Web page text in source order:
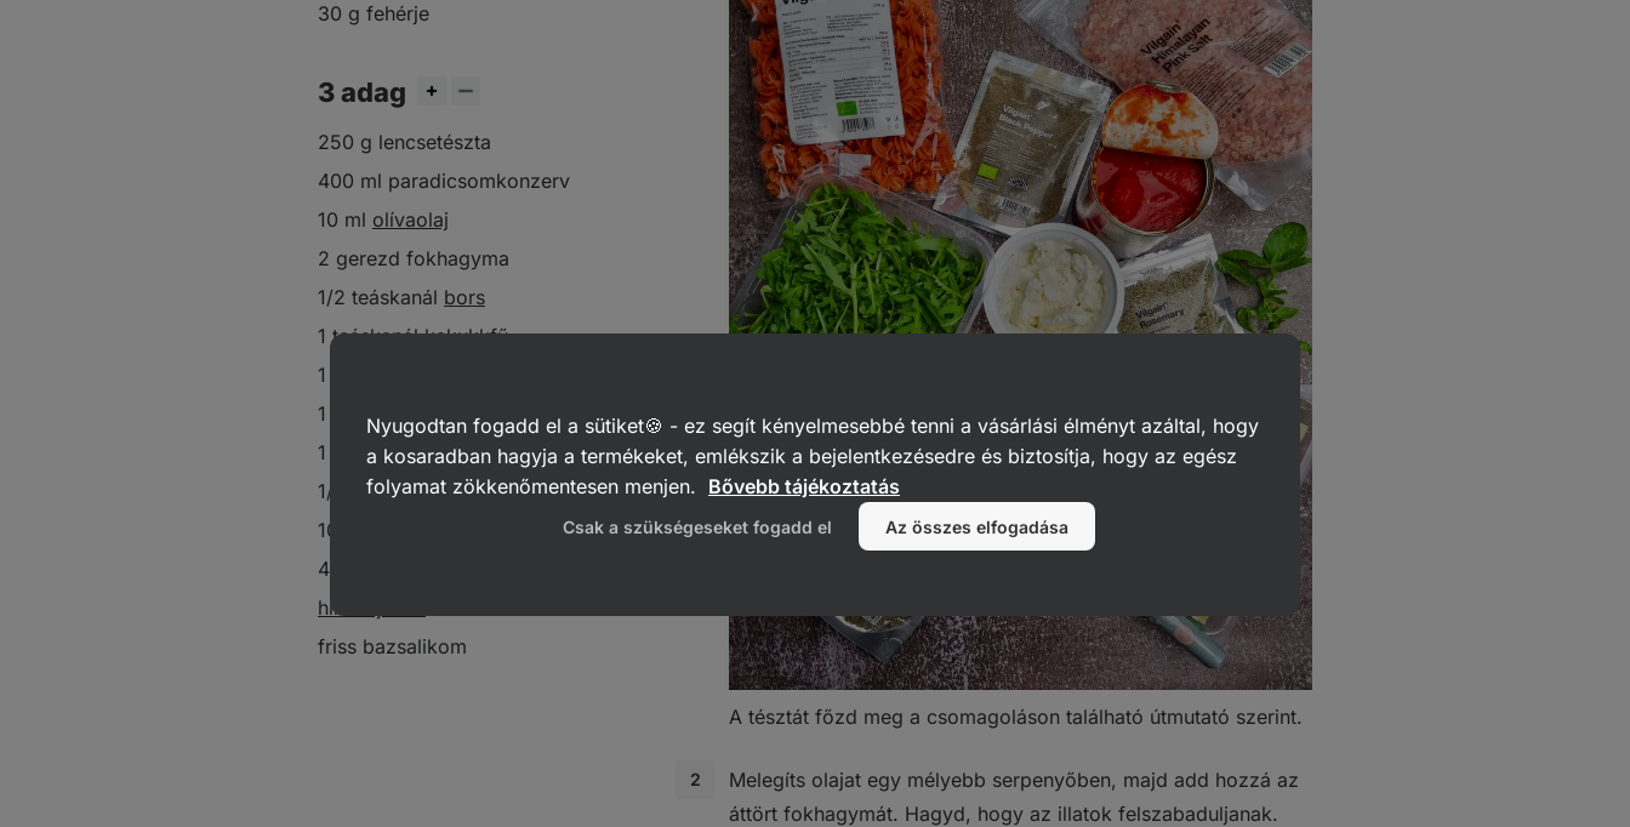
30 g fehérje
3 adag
250 g lencsetészta
400 ml paradicsomkonzerv
10 ml olívaolaj
2 gerezd fokhagyma
1/2 teáskanál bors
1 teáskanálkakukkfű
1 teáskanál rozmaring
1 teáskanál bazsalikom
1 csésze rukkolából
1/2 citromhéj
100 g ricotta
40 g parmezán sajt
himalájai só
friss bazsalikom
A tésztát főzd meg a csomagoláson található útmutató szerint.
Melegíts olajat egy mélyebb serpenyőben, majd add hozzá az
áttört fokhagymát. Hagyd, hogy az illatok felszabaduljanak.
Nyugodtan fogadd el a sütiket🍪 - ez segít kényelmesebbé tenni a vásárlási élményt azáltal, hogy
a kosaradban hagyja a termékeket, emlékszik a bejelentkezésedre és biztosítja, hogy az egész
folyamat zökkenőmentesen menjen. Bővebb tájékoztatás
Csak a szükségeseket fogadd el Az összes elfogadása